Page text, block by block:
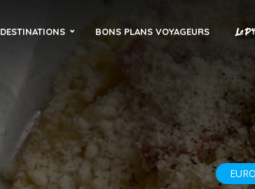
DESTINATIONS BONS PLANS VOYAGEURS